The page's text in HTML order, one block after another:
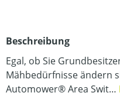
Beschreibung
Egal, ob Sie
Mähbedürfnisse ändern
Automower® Area Swit…